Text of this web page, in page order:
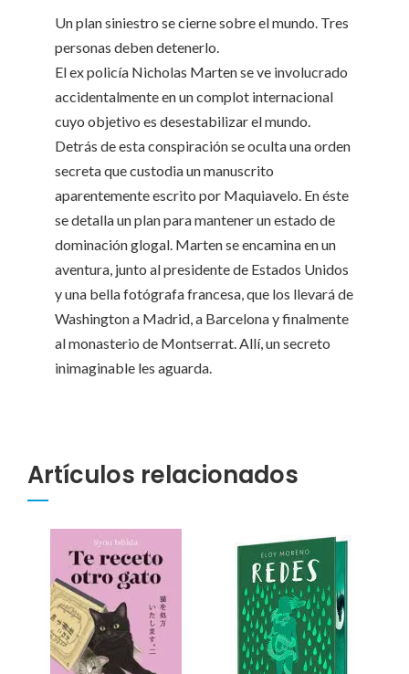
Un plan siniestro se cierne sobre el mundo. Tres
personas deben detenerlo.
El ex policía Nicholas Marten se ve involucrado
accidentalmente en un complot internacional
cuyo objetivo es desestabilizar el mundo.
Detrás de esta conspiración se oculta una orden
secreta que custodia un manuscrito
aparentemente escrito por Maquiavelo. En éste
se detalla un plan para mantener un estado de
dominación glogal. Marten se encamina en un
aventura, junto al presidente de Estados Unidos
y una bella fotógrafa francesa, que los llevará de
Washington a Madrid, a Barcelona y finalmente
al monasterio de Montserrat. Allí, un secreto
inimaginable les aguarda.
Artículos relacionados